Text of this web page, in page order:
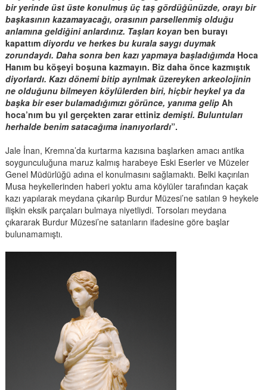
bir yerinde üst üste konulmuş üç taş gördüğünüzde, orayı bir
başkasının kazamayacağı, orasının parsellenmiş olduğu
anlamına geldiğini anlardınız. Taşları koyan ben burayı
kapattımdiyordu ve herkes bu kurala saygı duymak
zorundaydı. Daha sonra ben kazı yapmaya başladığımda Hoca
Hanım bu köşeyi boşuna kazmayın. Biz daha önce kazmıştık
diyorlardı. Kazı dönemi bitip ayrılmak üzereyken arkeolojinin
ne olduğunu bilmeyen köylülerden biri, hiçbir heykel ya da
başka bir eser bulamadığımızı görünce, yanıma gelip Ah
hoca’nım bu yıl gerçekten zarar ettiniz demişti. Buluntuları
herhalde benim satacağıma inanıyorlardı”.
Jale İnan, Kremna’da kurtarma kazısına başlarken amacı antika
soygunculuğuna maruz kalmış harabeye Eski Eserler ve Müzeler
Genel Müdürlüğü adına el konulmasını sağlamaktı. Belki kaçırılan
Musa heykellerinden haberi yoktu ama köylüler tarafından kaçak
kazı yapılarak meydana çıkarılıp Burdur Müzesi’ne satılan 9 heykele
ilişkin eksik parçaları bulmaya niyetliydi. Torsoları meydana
çıkararak Burdur Müzesi’ne satanların ifadesine göre başlar
bulunamamıştı.